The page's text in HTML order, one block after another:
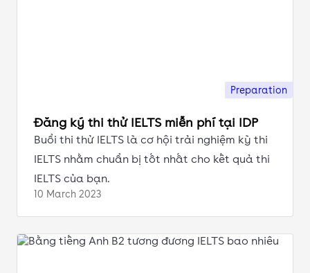
Preparation
Đăng ký thi thử IELTS miễn phí tại IDP
Buổi thi thử IELTS là cơ hội trải nghiệm kỳ thi
IELTS nhằm chuẩn bị tốt nhất cho kết quả thi
IELTS của bạn.
10 March 2023